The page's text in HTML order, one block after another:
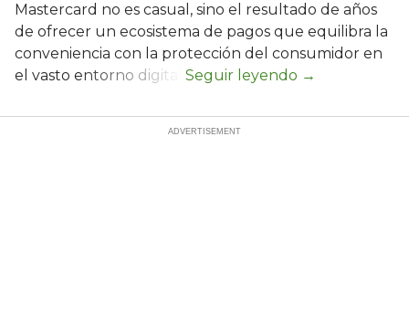
Mastercard no es casual, sino el resultado de años
de ofrecer un ecosistema de pagos que equilibra la
conveniencia con la protección del consumidor en
el vasto entorno digital.